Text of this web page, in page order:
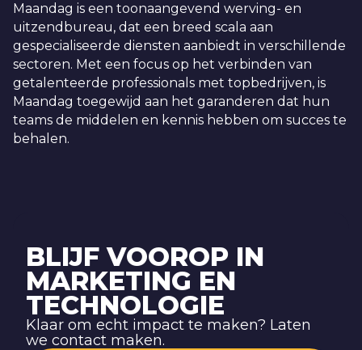
Maandag is een toonaangevend werving- en
uitzendbureau, dat een breed scala aan
gespecialiseerde diensten aanbiedt in verschillende
sectoren. Met een focus op het verbinden van
getalenteerde professionals met topbedrijven, is
Maandag toegewijd aan het garanderen dat hun
teams de middelen en kennis hebben om succes te
behalen.
BLIJF VOOROP IN
MARKETING EN
TECHNOLOGIE
Klaar om echt impact te maken? Laten
we contact maken.